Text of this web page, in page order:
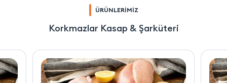
ÜRÜNLERİMİZ
Korkmazlar Kasap & Şarküteri